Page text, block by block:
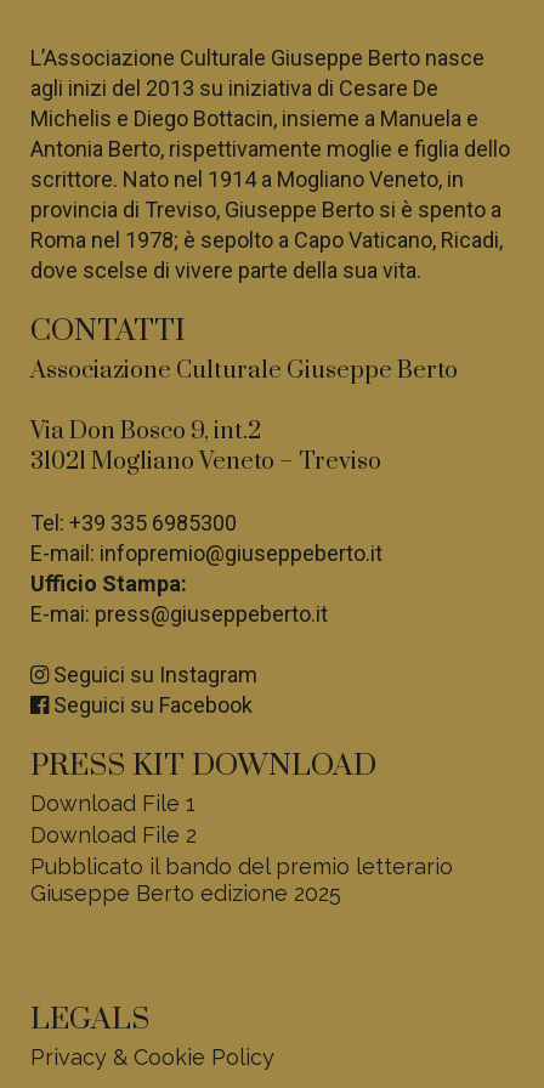
L’Associazione Culturale Giuseppe Berto nasce
agli inizi del 2013 su iniziativa di Cesare De
Michelis e Diego Bottacin, insieme a Manuela e
Antonia Berto, rispettivamente moglie e figlia dello
scrittore. Nato nel 1914a Mogliano Veneto, in
provincia di Treviso, Giuseppe Berto si è spento a
Roma nel 1978; è sepolto a Capo Vaticano, Ricadi,
dove scelse di vivere parte della sua vita.
CONTATTI
Associazione Culturale Giuseppe Berto
Via Don Bosco 9, int.2
31021 Mogliano Veneto – Treviso
Tel: +39 335 6985300
E-mail: infopremio@giuseppeberto.it
Ufficio Stampa:
E-mai: press@giuseppeberto.it
Seguici su Instagram
Seguici su Facebook
PRESS KIT DOWNLOAD
Download File 1
Download File 2
Pubblicato il bando del premio letterario
Giuseppe Berto edizione 2025
LEGALS
Privacy & Cookie Policy